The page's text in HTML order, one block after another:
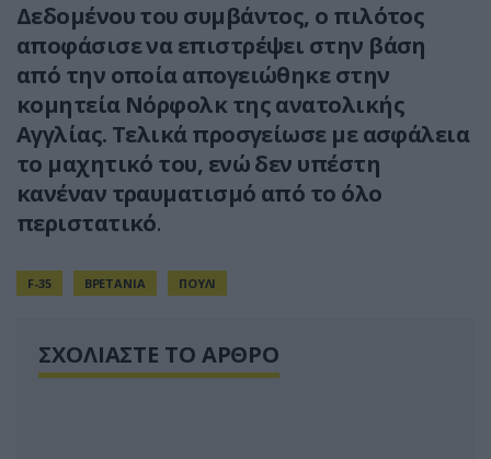
Δεδομένου του συμβάντος, ο πιλότος
αποφάσισε να επιστρέψει στην βάση
από την οποία απογειώθηκε στην
κομητεία Νόρφολκ της ανατολικής
Αγγλίας. Τελικά προσγείωσε με ασφάλεια
το μαχητικό του, ενώ δεν υπέστη
κανέναν τραυματισμό από το όλο
περιστατικό.
F-35 ΒΡΕΤΑΝΙΑ ΠΟΥΛΙ
ΣΧΟΛΙΑΣΤΕ ΤΟ ΑΡΘΡΟ